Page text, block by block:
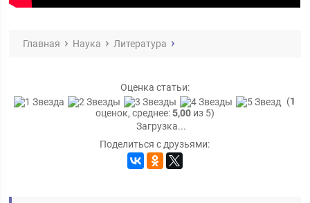
Главная Наука Литература
Оценка статьи:
(1
оценок, среднее:5,00из 5)
Загрузка...
Поделиться с друзьями: